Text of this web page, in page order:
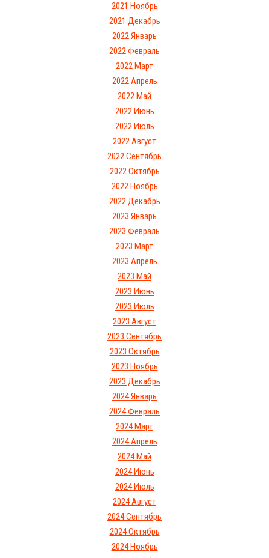
2021 Ноябрь
2021 Декабрь
2022 Январь
2022 Февраль
2022 Март
2022 Апрель
2022 Май
2022 Июнь
2022 Июль
2022 Август
2022 Сентябрь
2022 Октябрь
2022 Ноябрь
2022 Декабрь
2023 Январь
2023 Февраль
2023 Март
2023 Апрель
2023 Май
2023 Июнь
2023 Июль
2023 Август
2023 Сентябрь
2023 Октябрь
2023 Ноябрь
2023 Декабрь
2024 Январь
2024 Февраль
2024 Март
2024 Апрель
2024 Май
2024 Июнь
2024 Июль
2024 Август
2024 Сентябрь
2024 Октябрь
2024 Ноябрь